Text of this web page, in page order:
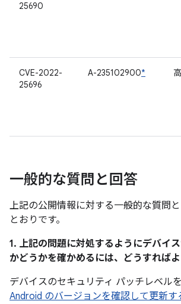
25690
CVE-2022-
25696
A-235102900* 高
一般的な質問と回答
上記の公開情報に対する一般的な質問
とおりです。
1. 上記の問題に対処するようにデバイ
かどうかを確かめるには、どうすれば
デバイスのセキュリティ パッチレベル
Android のバージョンを確認して更新す